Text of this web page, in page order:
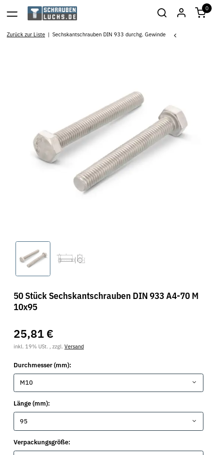
0
Zurück zur Liste Sechskantschrauben DIN 933 durchg. Gewinde
50 Stück Sechskantschrauben DIN 933 A4-70 M
10x95
25,81 €
inkl. 19% USt. , zzgl. Versand
Durchmesser (mm):
M10
Länge (mm):
95
Verpackungsgröße: